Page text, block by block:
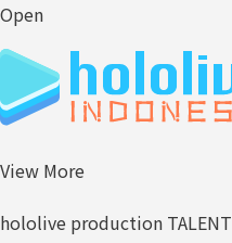
Open
View More
hololive production TALENT